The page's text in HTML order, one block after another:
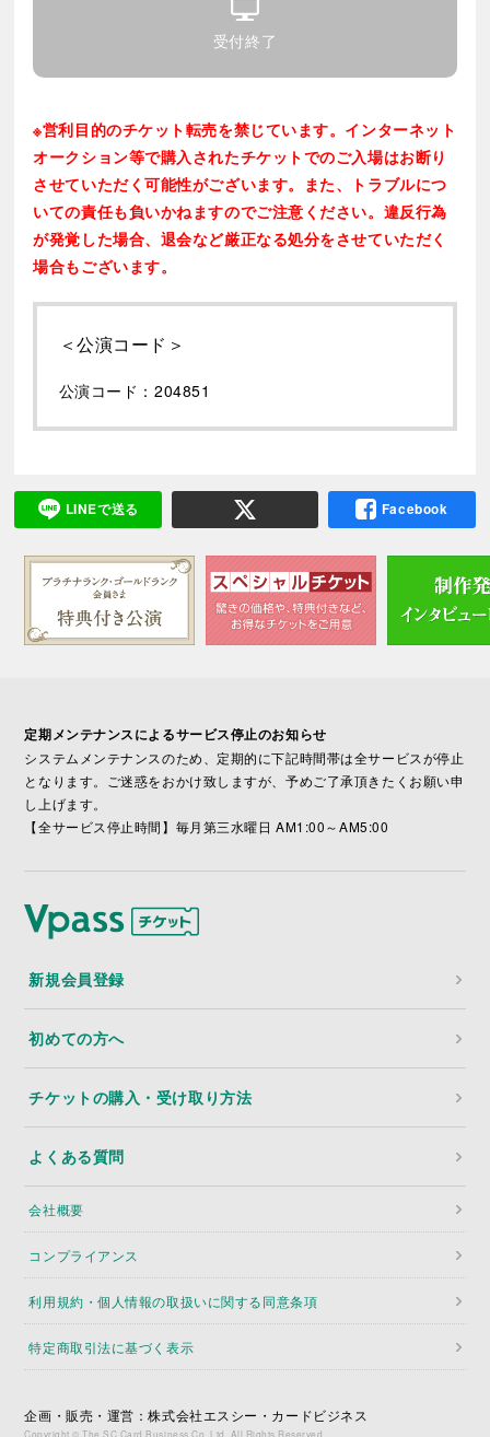
受付終了
※営利目的のチケット転売を禁じています。インターネット
オークション等で購入されたチケットでのご入場はお断り
させていただく可能性がございます。また、トラブルにつ
いての責任も負いかねますのでご注意ください。違反行為
が発覚した場合、退会など厳正なる処分をさせていただく
場合もございます。
＜公演コード＞
公演コード：204851
LINEで送る Facebook
定期メンテナンスによるサービス停止のお知らせ
システムメンテナンスのため、定期的に下記時間帯は全サービスが停止
となります。ご迷惑をおかけ致しますが、予めご了承頂きたくお願い申
し上げます。
【全サービス停止時間】毎月第三水曜日 AM1:00～AM5:00
新規会員登録
初めての方へ
チケットの購入・受け取り方法
よくある質問
会社概要
コンプライアンス
利用規約・個人情報の取扱いに関する同意条項
特定商取引法に基づく表示
企画・販売・運営：株式会社エスシー・カードビジネス
Copyright © The SC Card Business Co.,Ltd. All Rights Reserved.